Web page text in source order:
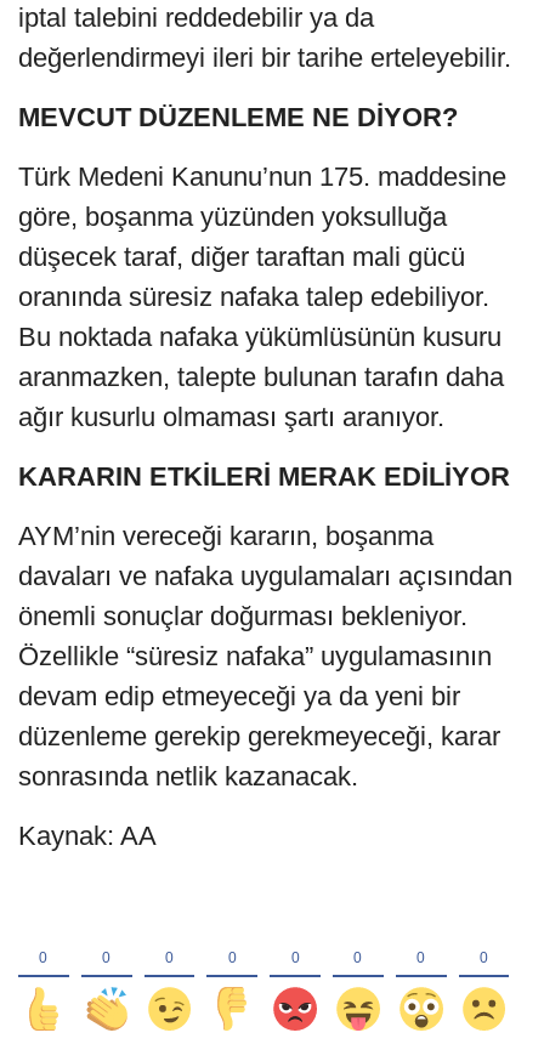
iptal talebini reddedebilir ya da
değerlendirmeyi ileri bir tarihe erteleyebilir.
MEVCUT DÜZENLEME NE DİYOR?
Türk Medeni Kanunu’nun 175. maddesine
göre, boşanma yüzünden yoksulluğa
düşecek taraf, diğer taraftan mali gücü
oranında süresiz nafaka talep edebiliyor.
Bu noktada nafaka yükümlüsünün kusuru
aranmazken, talepte bulunan tarafın daha
ağır kusurlu olmaması şartı aranıyor.
KARARIN ETKİLERİ MERAK EDİLİYOR
AYM’nin vereceği kararın, boşanma
davaları ve nafaka uygulamaları açısından
önemli sonuçlar doğurması bekleniyor.
Özellikle “süresiz nafaka” uygulamasının
devam edip etmeyeceği ya da yeni bir
düzenleme gerekip gerekmeyeceği, karar
sonrasında netlik kazanacak.
Kaynak: AA